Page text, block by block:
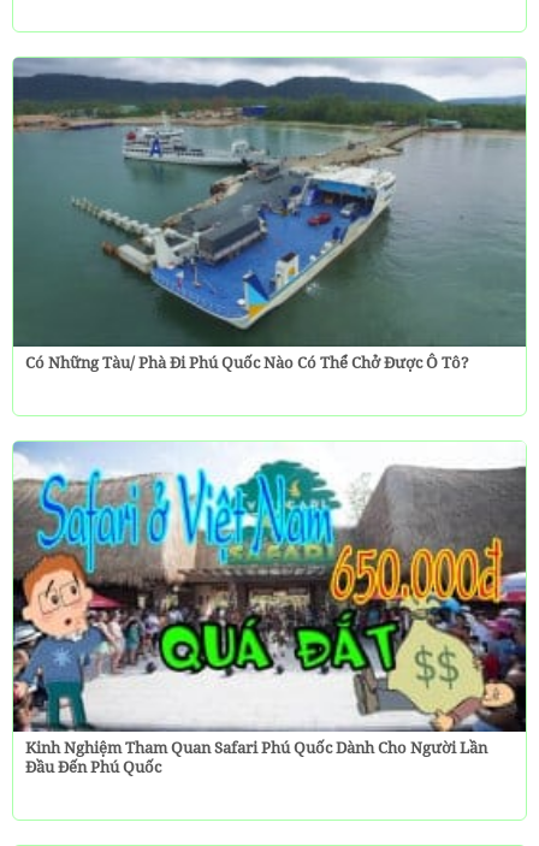
Có Những Tàu/ Phà Đi Phú Quốc Nào Có Thể Chở Được Ô Tô?
Kinh Nghiệm Tham Quan Safari Phú Quốc Dành Cho Người Lần
Đầu Đến Phú Quốc